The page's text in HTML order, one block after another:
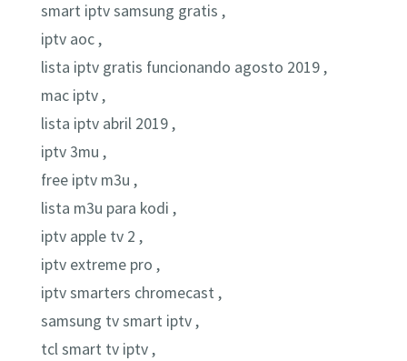
smart iptv samsung gratis ,
iptv aoc ,
lista iptv gratis funcionando agosto 2019 ,
mac iptv ,
lista iptv abril 2019 ,
iptv 3mu ,
free iptv m3u ,
lista m3u para kodi ,
iptv apple tv 2 ,
iptv extreme pro ,
iptv smarters chromecast ,
samsung tv smart iptv ,
tcl smart tv iptv ,